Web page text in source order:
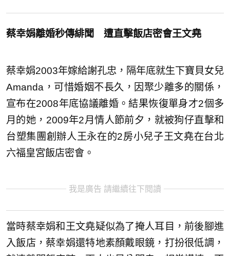
蔡幸娟離婚秒傳緋聞 遭直擊飯店密會王文堯
蔡幸娟2003年嫁給謝孔忠，隔年底就生下寶貝女兒
Amanda，可惜婚姻不長久，因聚少離多的關係，
宣布在2008年底協議離婚。結果恢復單身才2個多
月的她，2009年2月情人節前夕，就被狗仔直擊和
台塑集團創辦人王永在的2房小兒子王文堯在台北
六福皇宮飯店密會。
我是廣告 請繼續往下閱讀
當時蔡幸娟和王文堯疑似為了掩人耳目，前後腳進
入飯店，蔡幸娟還特地素顏戴眼鏡，打扮很低調，